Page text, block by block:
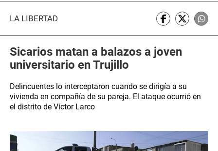
LA LIBERTAD
Sicarios matan a balazos a joven
universitario en Trujillo
Delincuentes lo interceptaron cuando se dirigía a su
vivienda en compañía de su pareja. El ataque ocurrió en
el distrito de Víctor Larco